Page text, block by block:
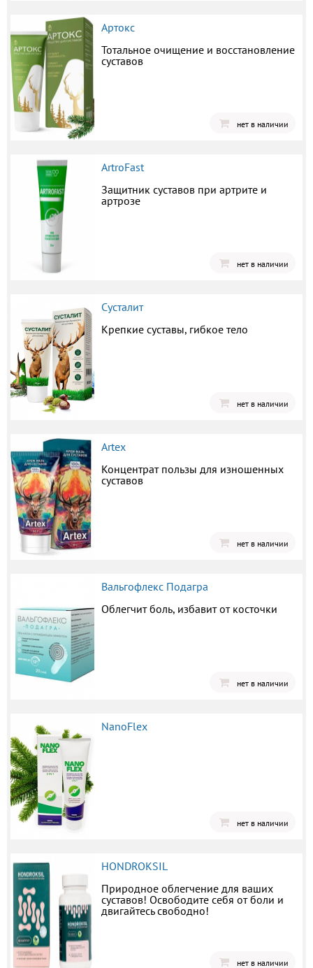
Артокс
Тотальное очищение и восстановление
суставов
нет в наличии
ArtroFast
Защитник суставов при артрите и
артрозе
нет в наличии
Сусталит
Крепкие суставы, гибкое тело
нет в наличии
Artex
Концентрат пользы для изношенных
суставов
нет в наличии
Вальгофлекс Подагра
Облегчит боль, избавит от косточки
нет в наличии
NanoFlex
нет в наличии
HONDROKSIL
Природное облегчение для ваших
суставов! Освободите себя от боли и
двигайтесь свободно!
нет в наличии